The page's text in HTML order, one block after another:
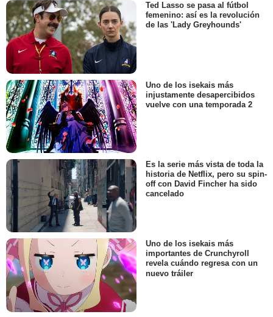
Ted Lasso se pasa al fútbol
femenino: así es la revolución
de las 'Lady Greyhounds'
Uno de los isekais más
injustamente desapercibidos
vuelve con una temporada 2
Es la serie más vista de toda la
historia de Netflix, pero su spin-
off con David Fincher ha sido
cancelado
Uno de los isekais más
importantes de Crunchyroll
revela cuándo regresa con un
nuevo tráiler